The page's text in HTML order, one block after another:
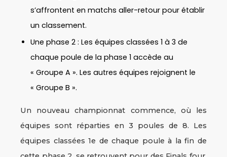
s’affrontent en matchs aller-retour pour établir
un classement.
Une phase 2 : Les équipes classées 1 à 3 de
chaque poule de la phase 1 accède au
« Groupe A ». Les autres équipes rejoignent le
« Groupe B ».
Un nouveau championnat commence, où les
équipes sont réparties en 3 poules de 8. Les
équipes classées 1e de chaque poule à la fin de